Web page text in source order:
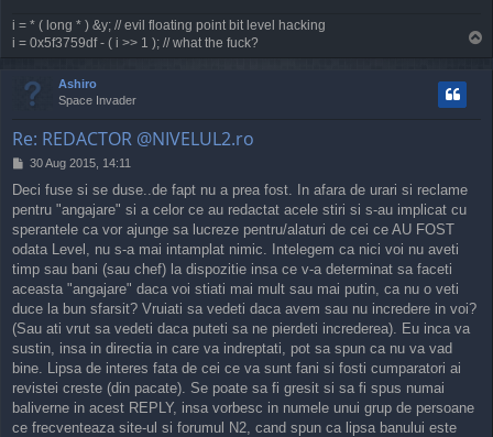
i = * ( long * ) &y; // evil floating point bit level hacking
i = 0x5f3759df - ( i >> 1 ); // what the fuck?
Ashiro
Space Invader
Re: REDACTOR @NIVELUL2.ro
P
s
t
30 Aug 2015, 14:11
Deci fuse si se duse..de fapt nu a prea fost. In afara de urari si reclame
pentru "angajare" si a celor ce au redactat acele stiri si s-au implicat cu
sperantele ca vor ajunge sa lucreze pentru/alaturi de cei ce AU FOST
odata Level, nu s-a mai intamplat nimic. Intelegem ca nici voi nu aveti
timp sau bani (sau chef) la dispozitie insa ce v-a determinat sa faceti
aceasta "angajare" daca voi stiati mai mult sau mai putin, ca nu o veti
duce la bun sfarsit? Vruiati sa vedeti daca avem sau nu incredere in voi?
(Sau ati vrut sa vedeti daca puteti sa ne pierdeti increderea). Eu inca va
sustin, insa in directia in care va indreptati, pot sa spun ca nu va vad
bine. Lipsa de interes fata de cei ce va sunt fani si fosti cumparatori ai
revistei creste (din pacate). Se poate sa fi gresit si sa fi spus numai
baliverne in acest REPLY, insa vorbesc in numele unui grup de persoane
ce frecventeaza site-ul si forumul N2, cand spun ca lipsa banului este